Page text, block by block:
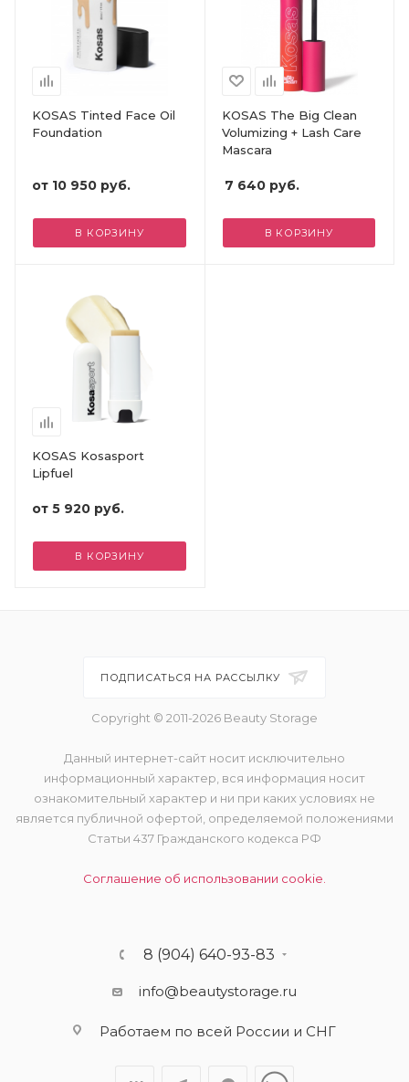
KOSAS Tinted Face Oil
Foundation
от 10 950 руб.
В КОРЗИНУ
KOSAS The Big Clean
Volumizing + Lash Care
Mascara
7 640руб.
В КОРЗИНУ
KOSAS Kosasport
Lipfuel
от 5 920 руб.
В КОРЗИНУ
ПОДПИСАТЬСЯ НА РАССЫЛКУ
Copyright © 2011-2026 Beauty Storage
Данный интернет-сайт носит исключительно
информационный характер, вся информация носит
ознакомительный характер и ни при каких условиях не
является публичной офертой, определяемой положениями
Статьи 437 Гражданского кодекса РФ
Соглашение об использовании cookie.
8 (904) 640-93-83
info@beautystorage.ru
Работаем по всей России и СНГ